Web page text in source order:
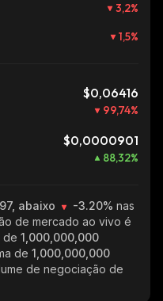
3,2%
1,5%
$0,06416
99,74%
$0,0000901
88,32%
abaixo -3.20% nas
de mercado ao vivo é
de 1,000,000,000
de 1,000,000,000
de negociação de